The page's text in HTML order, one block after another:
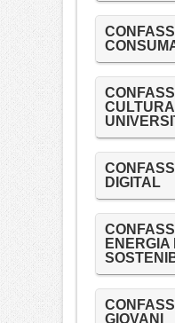
DIGITAL
ENERGIA
GIOVANI